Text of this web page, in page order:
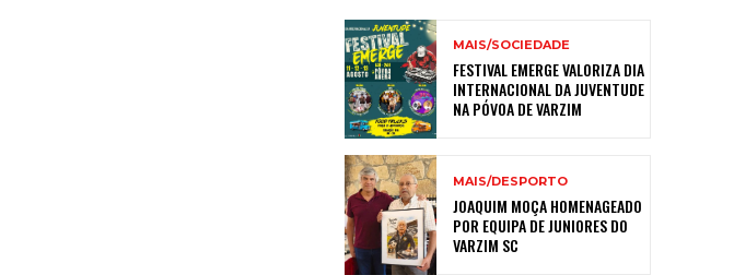
MAIS/SOCIEDADE
FESTIVAL EMERGE VALORIZA DIA
INTERNACIONAL DA JUVENTUDE
NA PÓVOA DE VARZIM
MAIS/DESPORTO
JOAQUIM MOÇA HOMENAGEADO
POR EQUIPA DE JUNIORES DO
VARZIM SC